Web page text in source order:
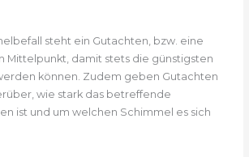
steht ein Gutachten, bzw. eine
Mittelpunkt, damit stets die günstigsten
können. Zudem geben Gutachten
wie stark das betreffende
ist und um welchen Schimmel es sich